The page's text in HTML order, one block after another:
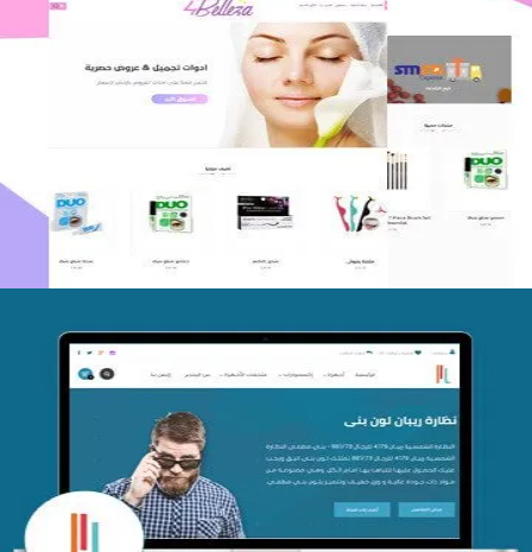
اعادة تصميم متجر فوربليزا
التفاصيل
تصميم متجر اي كير
التفاصيل